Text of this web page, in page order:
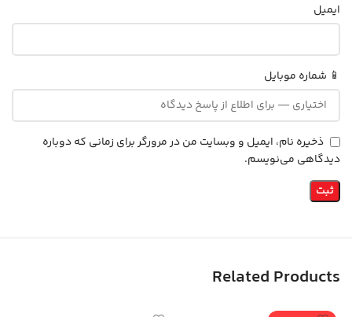
ایمیل
📱 شماره موبایل
ذخیره نام، ایمیل و وبسایت من در مرورگر برای زمانی که دوباره
دیدگاهی می‌نویسم.
Related Products